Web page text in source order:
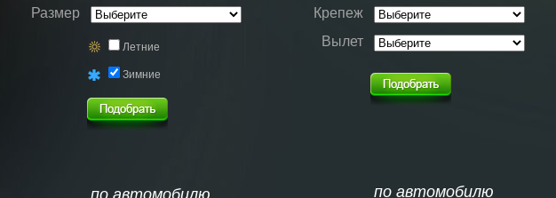
Размер
Летние
Зимние
по автомобилю
Крепеж
Вылет
по автомобилю